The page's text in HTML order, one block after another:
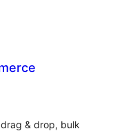
& drop, bulk